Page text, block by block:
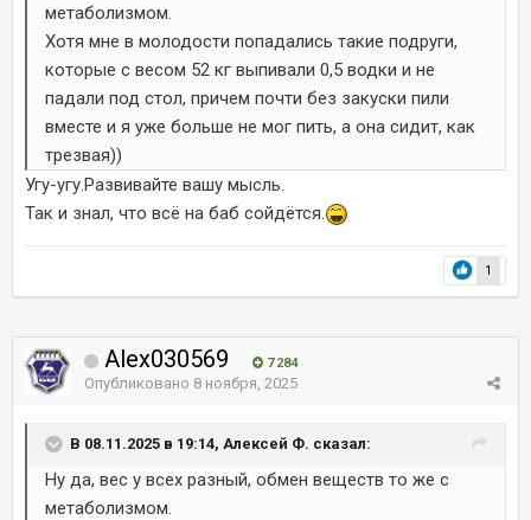
метаболизмом.
Хотя мне в молодости попадались такие подруги,
которые с весом 52 кг выпивали 0,5 водки и не
падали под стол, причем почти без закуски пили
вместе и я уже больше не мог пить, а она сидит, как
трезвая))
Угу-угу.Развивайте вашу мысль.
Так и знал, что всё на баб сойдётся.
1
Alex030569 7 284
Опубликовано 8 ноября, 2025
В 08.11.2025 в 19:14, Алексей Ф. сказал:
Ну да, вес у всех разный, обмен веществ то же с
метаболизмом.